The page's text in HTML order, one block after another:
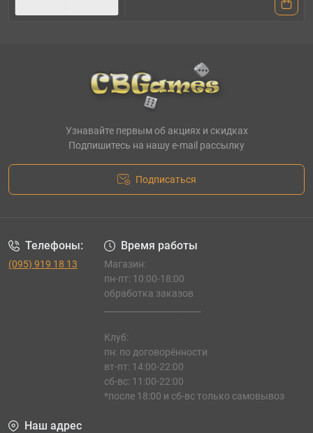
Узнавайте первым об акциях и скидках
Подпишитесь на нашу e-mail рассылку
Подписаться
Телефоны:
(095) 919 18 13
Время работы
Магазин:
пн-пт: 10:00-18:00
обработка заказов
Клуб:
пн: по договорённости
вт-пт: 14:00-22:00
сб-вс: 11:00-22:00
*после 18:00 и сб-вс только самовывоз
Наш адрес